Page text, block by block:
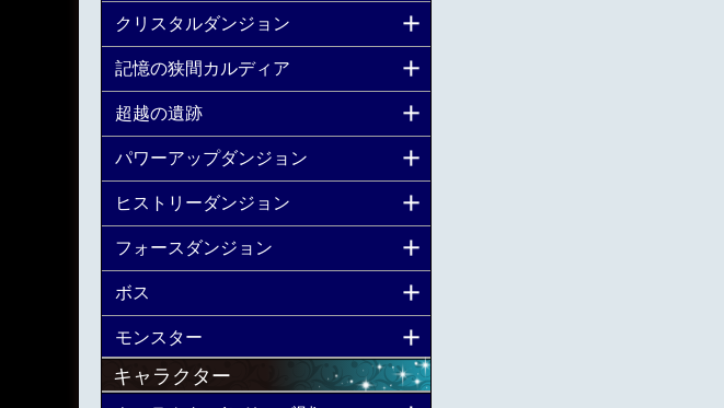
クリスタルダンジョン
記憶の狭間カルディア
超越の遺跡
パワーアップダンジョン
ヒストリーダンジョン
フォースダンジョン
ボス
モンスター
キャラクター